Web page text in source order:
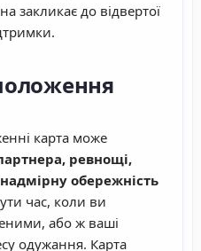
закликає до відвертої
карта може
ревнощі,
обережність
час, коли ви
або ж ваші
одужання. Карта